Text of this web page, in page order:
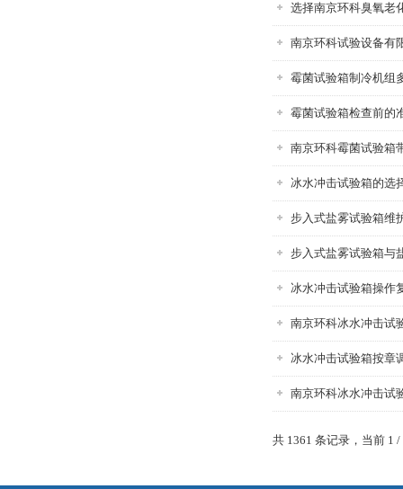
选择南京环科臭氧老
南京环科试验设备有
霉菌试验箱制冷机组
霉菌试验箱检查前的
南京环科霉菌试验箱
冰水冲击试验箱的选
步入式盐雾试验箱维
步入式盐雾试验箱与
冰水冲击试验箱操作
南京环科冰水冲击试
冰水冲击试验箱按章
南京环科冰水冲击试
共 1361 条记录，当前